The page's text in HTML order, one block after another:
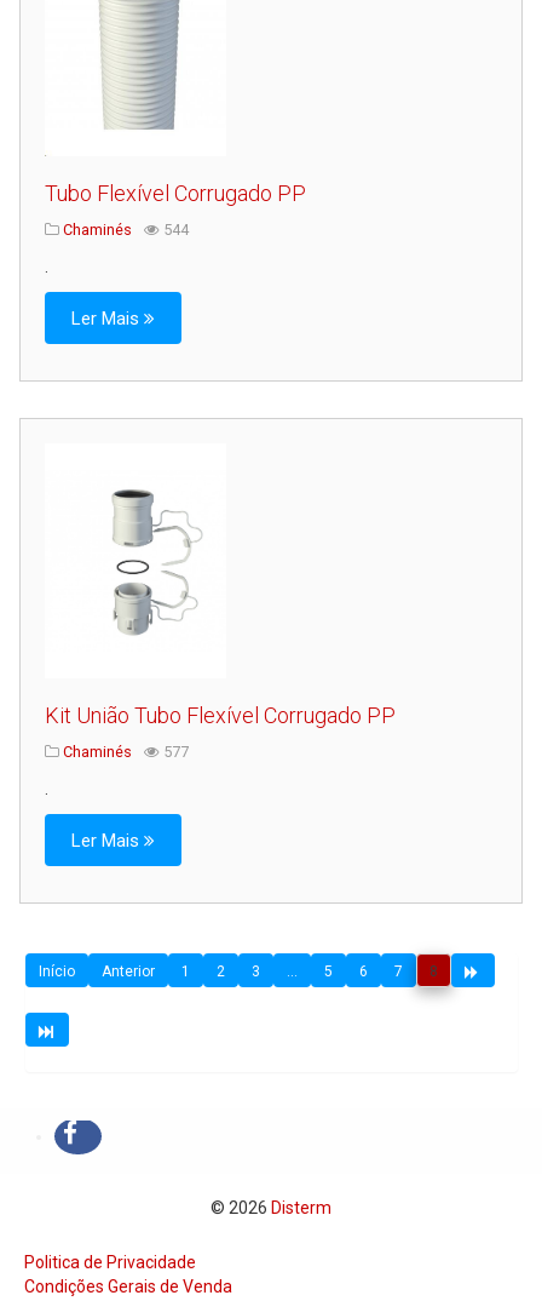
Tubo Flexível Corrugado PP
Chaminés 544
Ler Mais
Kit União Tubo Flexível Corrugado PP
Chaminés 577
Ler Mais
Início Anterior 1 2 3 ... 5 6 7 8
© 2026 Disterm
Politica de Privacidade
Condições Gerais de Venda